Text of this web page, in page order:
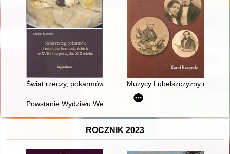
Świat rzeczy, pokarmów i napojów bernardyńskich w XVIII i na
Muzycy Lubelszczyzny dla
Powstanie Wydziału Weterynaryjnego na Wyższej Szkole
ROCZNIK 2023